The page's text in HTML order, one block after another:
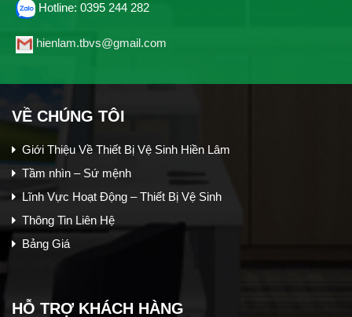
Hotline: 0395 244 282
hienlam.tbvs@gmail.com
VỀ CHÚNG TÔI
Giới Thiệu Về Thiết Bị Vệ Sinh Hiền Lâm
Tầm nhìn – Sứ mệnh
Lĩnh Vực Hoạt Động – Thiết Bị Vệ Sinh
Thông Tin Liên Hệ
Bảng Giá
HỖ TRỢ KHÁCH HÀNG